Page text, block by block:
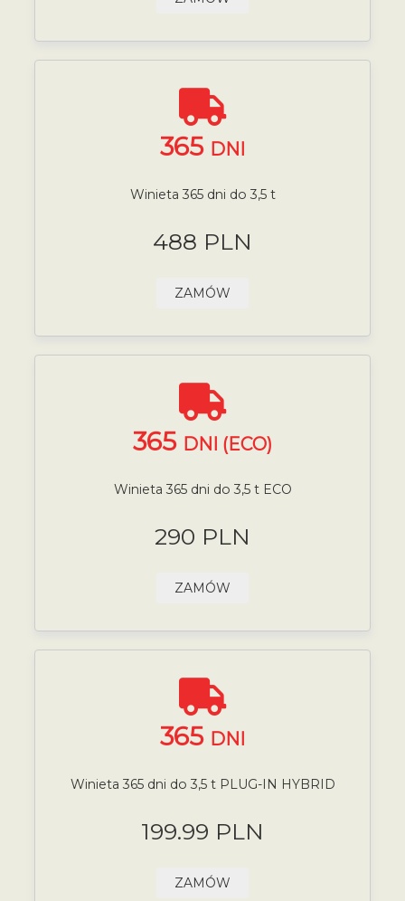
365 DNI
Winieta 365 dni do 3,5 t
488 PLN
ZAMÓW
365 DNI (ECO)
Winieta 365 dni do 3,5 t ECO
290 PLN
ZAMÓW
365 DNI
Winieta 365 dni do 3,5 t PLUG-IN HYBRID
199.99 PLN
ZAMÓW